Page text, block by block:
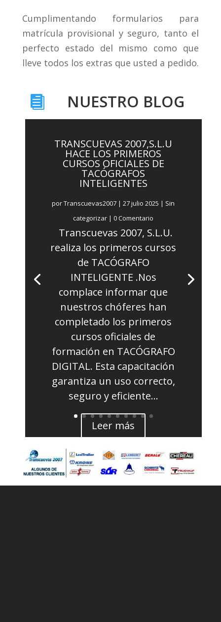
Cumplimentando formularios para
matrícula provisional y seguro, tanto el
perfecto estado del mismo como que
lleve todos los extras que usted a pedido.
 NUESTRO BLOG
TRANSCUEVAS 2007,S.L.U
HACE LOS PRIMEROS
CURSOS OFICIALES DE
TACÓGRAFOS
INTELIGENTES
porTranscuevas2007 |27 julio 2025 | Sin
categorizar | 0 Comentario
Transcuevas 2007, S.L.U.
realiza los primeros cursos
de TACÓGRAFO
INTELIGENTE .Nos
complace informar que
nuestros chóferes han
completado los primeros
cursos oficiales de
formación en TACÓGRAFO
DIGITAL. Esta capacitación
garantiza un uso correcto,
seguro y eficiente...
Leer más